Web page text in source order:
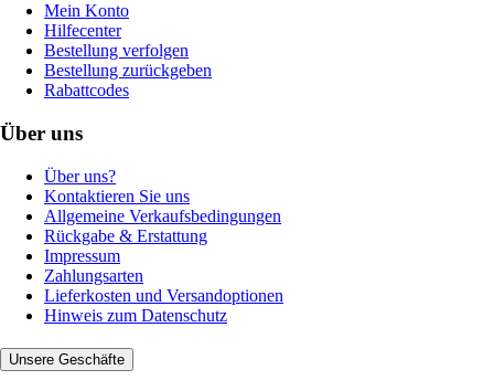
Mein Konto
Hilfecenter
Bestellung verfolgen
Bestellung zurückgeben
Rabattcodes
Über uns
Über uns?
Kontaktieren Sie uns
Allgemeine Verkaufsbedingungen
Rückgabe & Erstattung
Impressum
Zahlungsarten
Lieferkosten und Versandoptionen
Hinweis zum Datenschutz
Unsere Geschäfte